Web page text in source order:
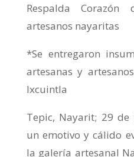
Respalda
artesanos nayaritas
*Se entregaron
artesanas y
Ixcuintla
Tepic, Nayarit; 29
un emotivo y cálido
la galería artesanal